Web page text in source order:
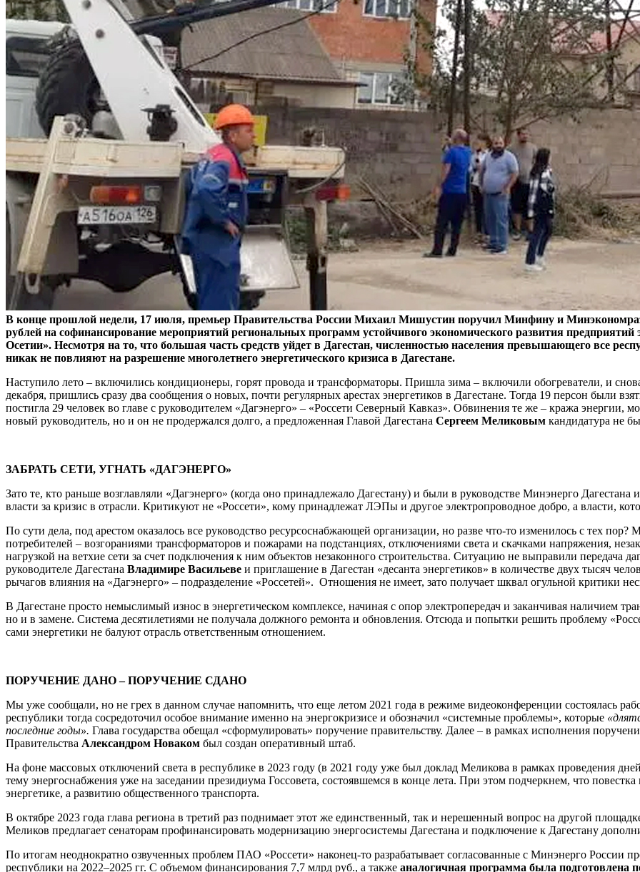
В конце прошлой недели, 17 июля, премьер Правительства России Михаил Мишустин поручил Минфину и
рублей на софинансирование мероприятий региональных программ устойчивого экономического развития
Осетии». Несмотря на то, что большая часть средств уйдет в Дагестан, численностью населения превышающего все
никак не повлияют на разрешение многолетнего энергетического кризиса в Дагестане.
Наступило лето – включились кондиционеры, горят провода и трансформаторы. Пришла зима – включили обогреватели, и
декабря, пришлись сразу два сообщения о новых, почти регулярных арестах энергетиков в Дагестане. Тогда 19 персон были
постигла 29 человек во главе с руководителем «Дагэнерго» – «Россети Северный Кавказ». Обвинения те же – кража
новый руководитель, но и он не продержался долго, а предложенная Главой Дагестана Сергеем Меликовым кандидатура не
ЗАБРАТЬ СЕТИ, УГНАТЬ «ДАГЭНЕРГО»
Зато те, кто раньше возглавляли «Дагэнерго» (когда оно принадлежало Дагестану) и были в руководстве Минэнерго Дагестана
власти за кризис в отрасли. Критикуют не «Россети», кому принадлежат ЛЭПы и другое электропроводное добро, а власти,
По сути дела, под арестом оказалось все руководство ресурсоснабжающей организации, но разве что-то изменилось с тех
потребителей – возгораниями трансформаторов и пожарами на подстанциях, отключениями света и скачками напряжения,
нагрузкой на ветхие сети за счет подключения к ним объектов незаконного строительства. Ситуацию не выправили передача
руководителе Дагестана Владимире Васильеве и приглашение в Дагестан «десанта энергетиков» в количестве двух тысяч
рычагов влияния на «Дагэнерго» – подразделение «Россетей». Отношения не имеет, зато получает шквал огульной критики
В Дагестане просто немыслимый износ в энергетическом комплексе, начиная с опор электропередач и заканчивая наличием
но и в замене. Система десятилетиями не получала должного ремонта и обновления. Отсюда и попытки решить проблему
сами энергетики не балуют отрасль ответственным отношением.
ПОРУЧЕНИЕ ДАНО – ПОРУЧЕНИЕ СДАНО
Мы уже сообщали, но не грех в данном случае напомнить, что еще летом 2021 года в режиме видеоконференции состоялась
республики тогда сосредоточил особое внимание именно на энергокризисе и обозначил «системные проблемы», которые
последние годы». Глава государства обещал «сформулировать» поручение правительству. Далее – в рамках исполнения
Правительства Александром Новаком был создан оперативный штаб.
На фоне массовых отключений света в республике в 2023 году (в 2021 году уже был доклад Меликова в рамках проведения
тему энергоснабжения уже на заседании президиума Госсовета, состоявшемся в конце лета. При этом подчеркнем, что
энергетике, а развитию общественного транспорта.
В октябре 2023 года глава региона в третий раз поднимает этот же единственный, так и нерешенный вопрос на другой
Меликов предлагает сенаторам профинансировать модернизацию энергосистемы Дагестана и подключение к Дагестану
По итогам неоднократно озвученных проблем ПАО «Россети» наконец-то разрабатывает согласованные с Минэнерго России
республики на 2022–2025 гг. С объемом финансирования 7,7 млрд руб., а также аналогичная программа была подготовлена